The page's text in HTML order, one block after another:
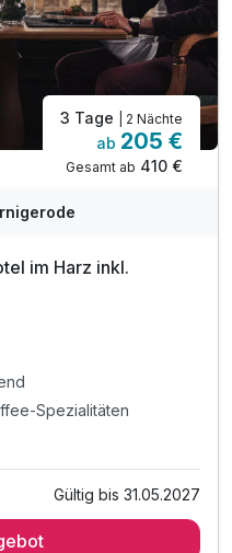
3 Tage | 2 Nächte
ab 205 €
Gesamt ab 410 €
im Harz inkl.
Spezialitäten
Gültig bis 31.05.2027